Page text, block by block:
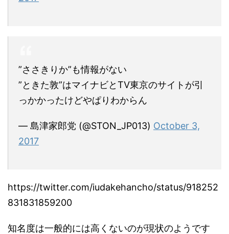
”ささきりか”も情報がない
”ときた敦”はマイナビとTV東京のサイトが引
っかかったけどやぱりわからん
— 島津家郎党 (@STON_JP013) October 3,
2017
https://twitter.com/iudakehancho/status/918252
831831859200
知名度は一般的には高くないのが現状のようです